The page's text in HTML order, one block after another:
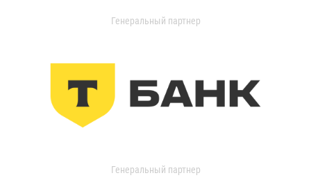
Генеральный партнер
Генеральный партнер